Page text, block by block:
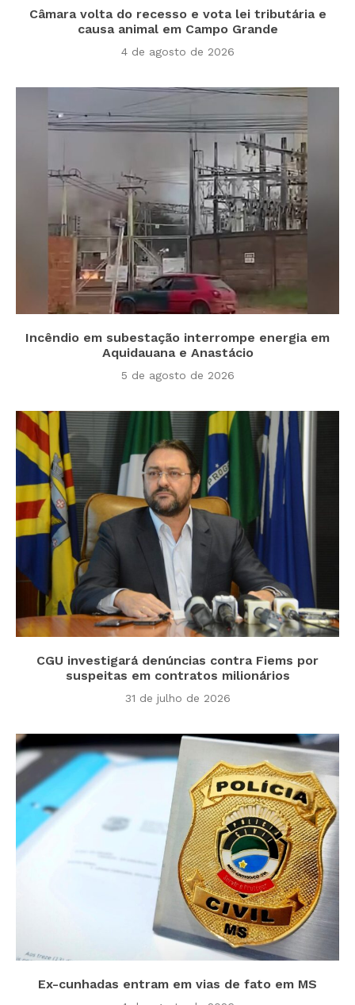
Câmara volta do recesso e vota lei tributária e
causa animal em Campo Grande
4 de agosto de 2026
Incêndio em subestação interrompe energia em
Aquidauana e Anastácio
5 de agosto de 2026
CGU investigará denúncias contra Fiems por
suspeitas em contratos milionários
31 de julho de 2026
Ex-cunhadas entram em vias de fato em MS